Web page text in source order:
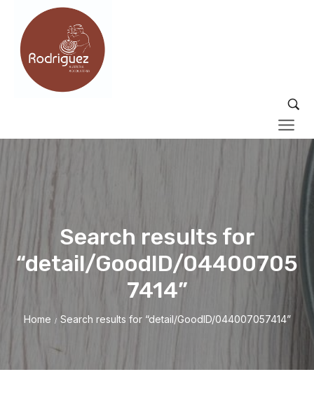
Search results for
“detail/GoodID/04400705
7414”
Home / Search results for “detail/GoodID/044007057414”